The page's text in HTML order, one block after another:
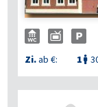
Zi.ab €: 1 